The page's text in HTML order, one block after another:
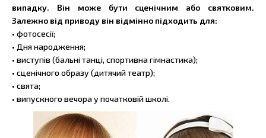
випадку. Він може бути сценічним або святковим.
Залежно від приводу він відмінно підходить для:
• фотосесії;
• Дня народження;
• виступів (бальні танці, спортивна гімнастика);
• сценічного образу (дитячий театр);
• свята;
• випускного вечора у початковій школі.